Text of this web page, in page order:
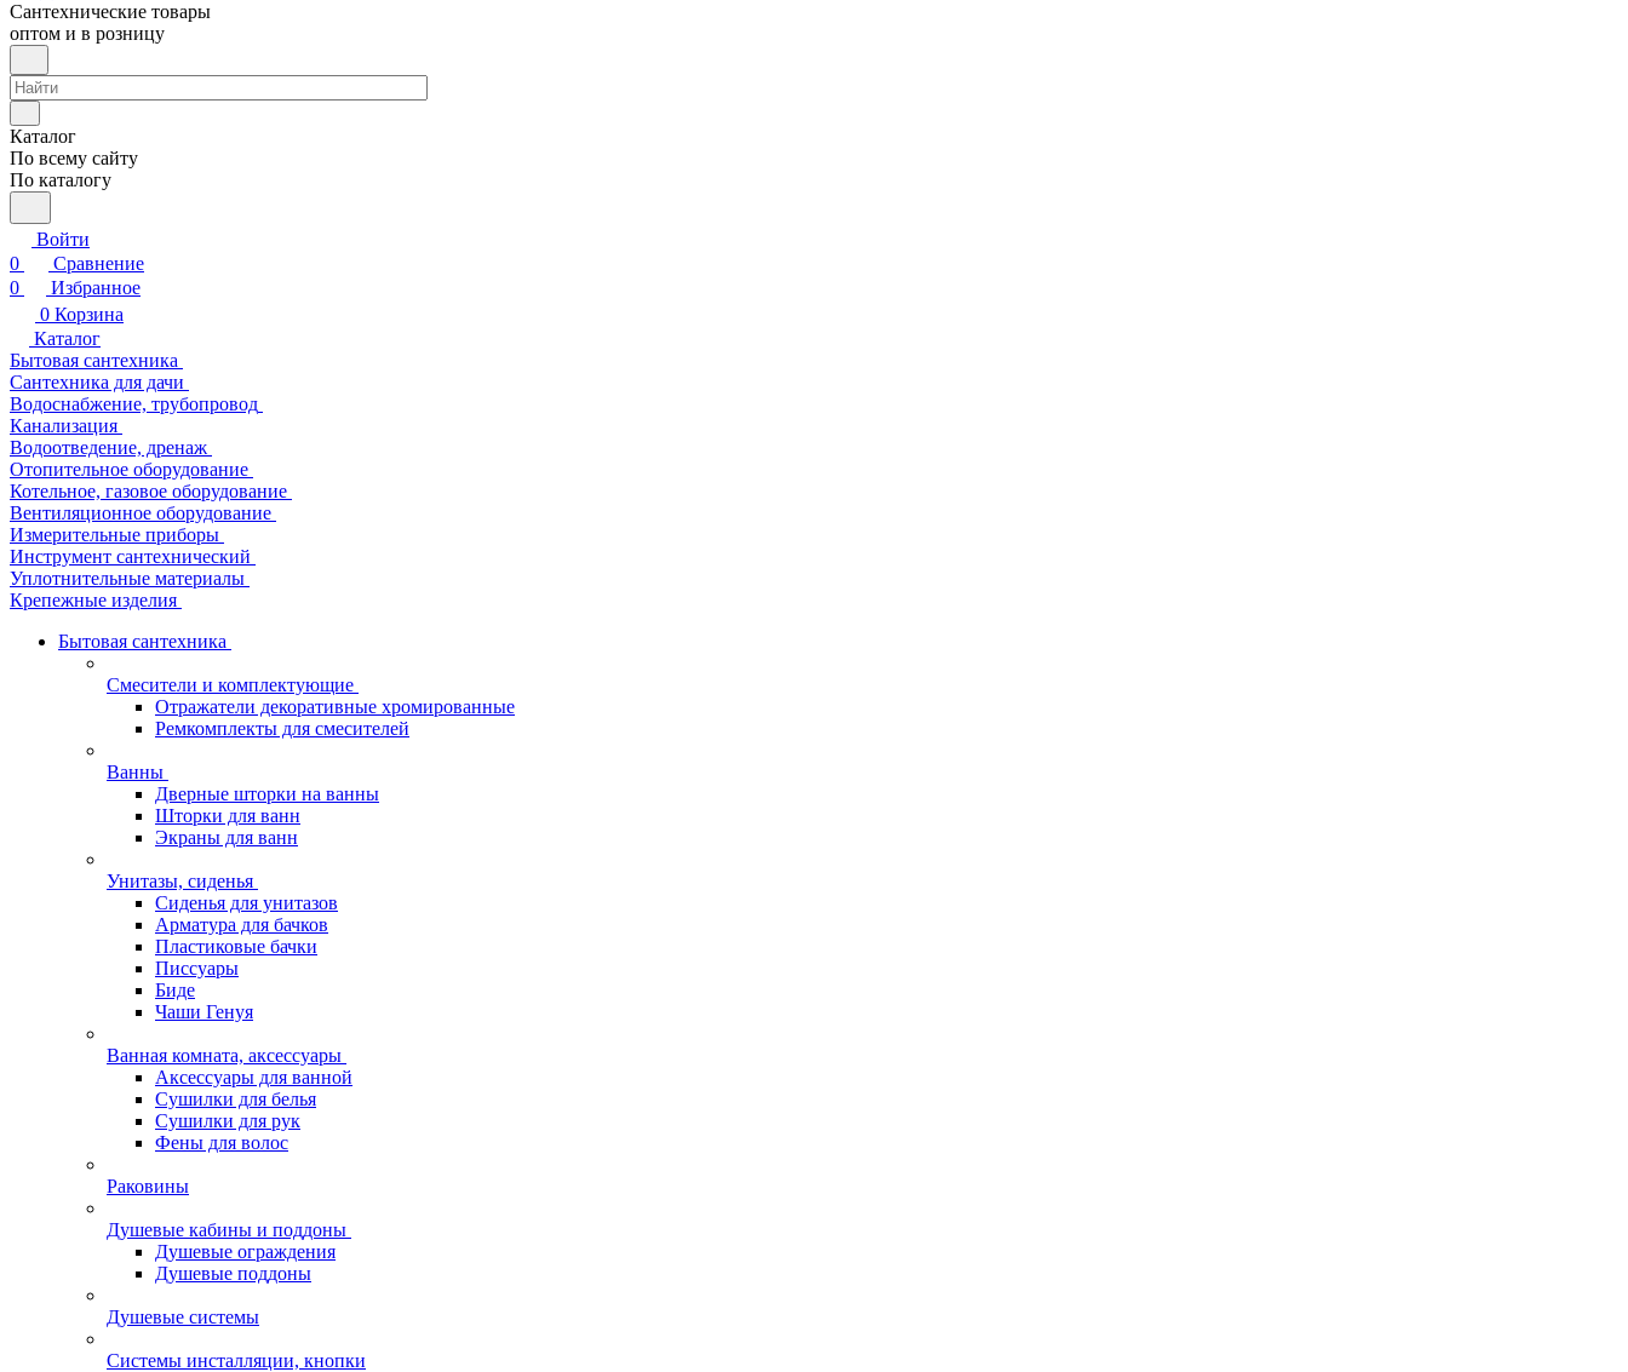
Сантехнические товары
оптом и в розницу
Каталог
По всему сайту
По каталогу
Войти
0
Сравнение
0
Избранное
0 Корзина
Каталог
Бытовая сантехника
Сантехника для дачи
Водоснабжение, трубопровод
Канализация
Водоотведение, дренаж
Отопительное оборудование
Котельное, газовое оборудование
Вентиляционное оборудование
Измерительные приборы
Инструмент сантехнический
Уплотнительные материалы
Крепежные изделия
Бытовая сантехника
Смесители и комплектующие
Отражатели декоративные хромированные
Ремкомплекты для смесителей
Ванны
Дверные шторки на ванны
Шторки для ванн
Экраны для ванн
Унитазы, сиденья
Сиденья для унитазов
Арматура для бачков
Пластиковые бачки
Писсуары
Биде
Чаши Генуя
Ванная комната, аксессуары
Аксессуары для ванной
Сушилки для белья
Сушилки для рук
Фены для волос
Раковины
Душевые кабины и поддоны
Душевые ограждения
Душевые поддоны
Душевые системы
Системы инсталляции, кнопки